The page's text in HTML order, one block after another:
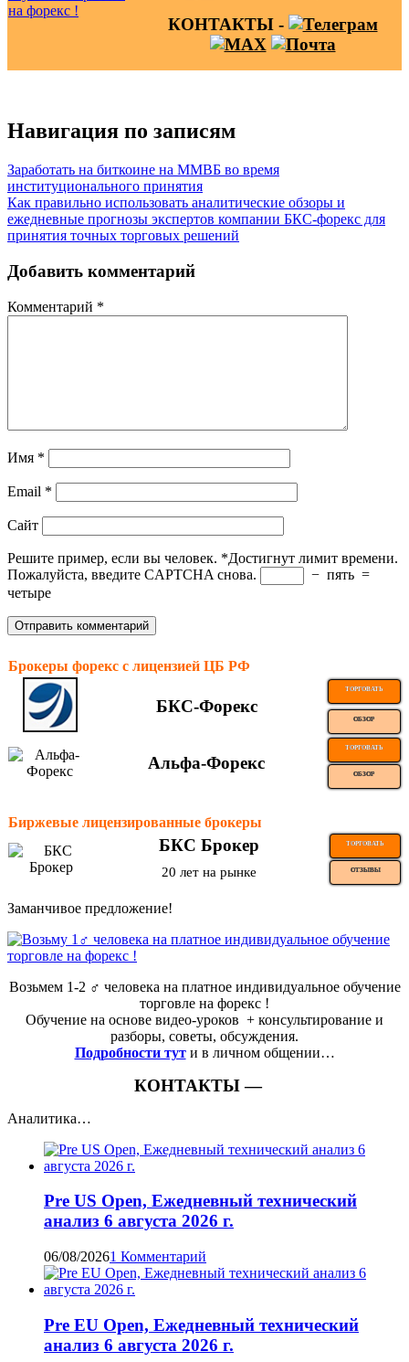
КОНТАКТЫ -
Навигация по записям
Заработать на биткоине на ММВБ во время
институционального принятия
Как правильно использовать аналитические обзоры и
ежедневные прогнозы экспертов компании БКС-форекс для
принятия точных торговых решений
Добавить комментарий
Комментарий *
Имя *
Email *
Сайт
Решите пример, если вы человек. *Достигнут лимит времени.
Пожалуйста, введите CAPTCHA снова.
− пять =
четыре
Брокеры форекс с лицензией ЦБ РФ
БКС-Форекс
ТОРГОВАТЬ
ОБЗОР
Альфа-Форекс
ТОРГОВАТЬ
ОБЗОР
Биржевые лицензированные брокеры
БКС Брокер ТОРГОВАТЬ
20 лет на рынке ОТЗЫВЫ
Заманчивое предложение!
Возьмем 1-2 ‍♂️ человека на платное индивидуальное обучение
торговле на форекс !
Обучение на основе видео-уроков ️ + консультирование и
разборы, советы, обсуждения.
Подробности тут и в личном общении…
КОНТАКТЫ —
Аналитика…
Pre US Open, Ежедневный технический
анализ 6 августа 2026 г.
06/08/20261 Комментарий
Pre EU Open, Ежедневный технический
анализ 6 августа 2026 г.